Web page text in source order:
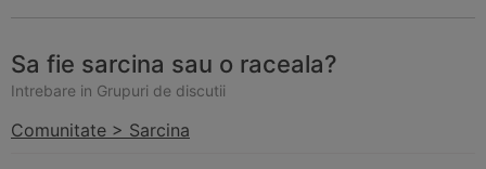
Sa fie sarcina sau o raceala?
Intrebare in Grupuri de discutii
Comunitate > Sarcina